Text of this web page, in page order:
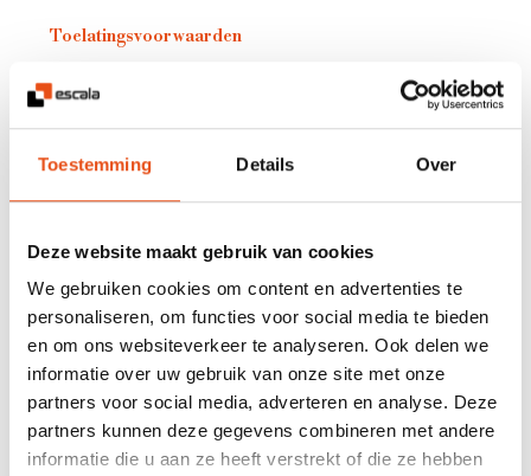
Toestemming Details Over
Deze website maakt gebruik van cookies
We gebruiken cookies om content en advertenties te
personaliseren, om functies voor social media te bieden
en om ons websiteverkeer te analyseren. Ook delen we
informatie over uw gebruik van onze site met onze
partners voor social media, adverteren en analyse. Deze
partners kunnen deze gegevens combineren met andere
informatie die u aan ze heeft verstrekt of die ze hebben
Toelatingsvoorwaarden
Om toegelaten te worden in deze opleiding volgde je eerder
dan vijf jaar geleden.
1.Theorie (dag 1 voormiddag):
Stappenplan en werkvolgorde bij het vellen van zware
bomen
Stappenplan voor veilige lieropstellingen